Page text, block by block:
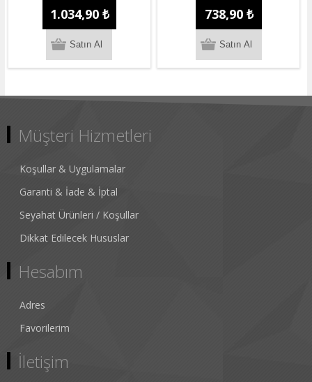
1.034,90 ₺ 738,90 ₺
Müşteri Hizmetleri
Koşullar & Uygulamalar
Garanti & İade & İptal
Seyahat Ürünleri / Koşullar
Dikkat Edilecek Hususlar
Hesabım
Adres
Favorilerim
İletişim